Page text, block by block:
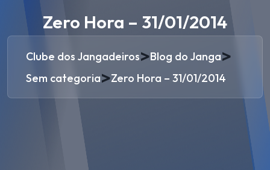
Zero Hora – 31/01/2014
Clube dos Jangadeiros>Blog do Janga>
Sem categoria>Zero Hora – 31/01/2014